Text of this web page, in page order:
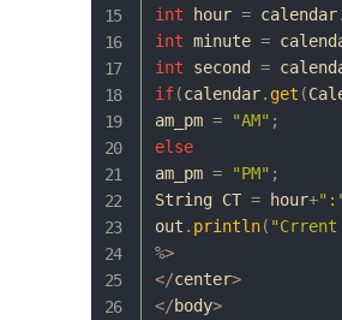
int hour = calendar.
int minute =
int second =
if(calendar. get (
am_pm = "AM" ;
else
am_pm = "PM" ;
String CT = hour+
out . println(
%>
</center>
</body>